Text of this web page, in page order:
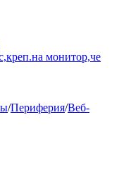
монитор,че
/Периферия/Веб-